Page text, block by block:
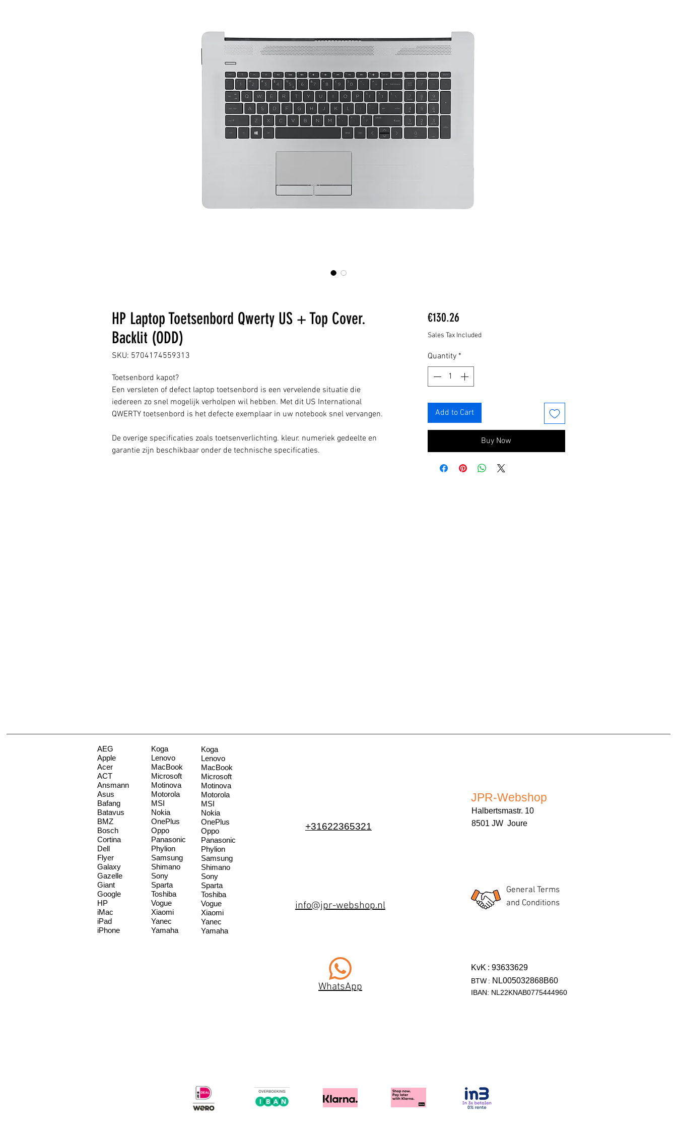
HP Laptop Toetsenbord Qwerty US + Top Cover.
Backlit (ODD)
SKU: 5704174559313
Toetsenbord kapot?
Een versleten of defect laptop toetsenbord is een vervelende situatie die
iedereen zo snel mogelijk verholpen wil hebben. Met dit US International
QWERTY toetsenbord is het defecte exemplaar in uw notebook snel vervangen.
De overige specificaties zoals toetsenverlichting. kleur. numeriek gedeelte en
garantie zijn beschikbaar onder de technische specificaties.
€130.26Price
Sales Tax Included
Quantity *
Add to Cart
Buy Now
AEG
Apple
Acer
ACT
Ansmann
Asus
Bafang
Batavus
BMZ
Bosch
Cortina
Dell
Flyer
Galaxy
Gazelle
Giant
Google
HP
iMac
iPad
iPhone
Koga
Lenovo
MacBook
Microsoft
Motinova
Motorola
MSI
Nokia
OnePlus
Oppo
Panasonic
Phylion
Samsung
Shimano
Sony
Sparta
Toshiba
Vogue
Xiaomi
Yanec
Yamaha
Koga
Lenovo
MacBook
Microsoft
Motinova
Motorola
MSI
Nokia
OnePlus
Oppo
Panasonic
Phylion
Samsung
Shimano
Sony
Sparta
Toshiba
Vogue
Xiaomi
Yanec
Yamaha
+31622365321
info@jpr-webshop.nl
WhatsApp
JPR-Webshop
Halbertsmastr. 10
8501 JW Joure
General Terms
and Conditions
KvK : 93633629
BTW : NL005032868B60
IBAN: NL22KNAB0775444960